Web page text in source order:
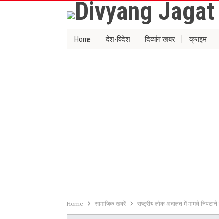
Home देश-विदेश दिव्यांग खबर क्राइम
Home सामाजिक खबरें राष्ट्रीय लोक अदालत में मामले निपटाने